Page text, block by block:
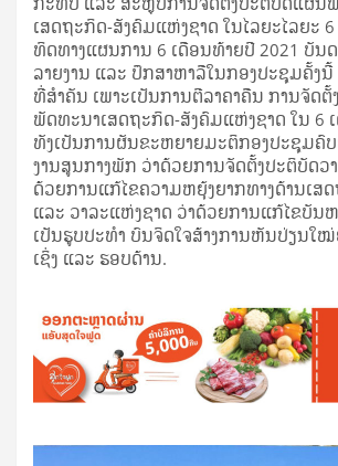
ເສດຖະກິດ-ສັງຄົມແຫ່ງຊາດ ໃນໄລຍະໄລຍະ
ທິດທາງແຜນການ 6 ເດືອນທ້າຍປີ 2021 ບັນ
ລາຍງານ ແລະ ປຶກສາຫາລືໃນກອງປະຊຸມຄັ້ງ
ທີ່ສໍາຄັນ ເພາະເປັນການຕີລາຄາຄືນ ການຈັດ
ພັດທະນາເສດຖະກິດ-ສັງຄົມແຫ່ງຊາດ ໃນ 6
ທັງເປັນການຜັນຂະຫຍາຍມະຕິກອງປະຊຸມຄົ
ງານສູນກາງພັກ ວ່າດ້ວຍການຈັດຕັ້ງປະຕິບັດວ
ດ້ວຍການແກ້ໄຂຄວາມຫຍຸ້ງຍາກທາງດ້ານເສ
ແລະ ວາລະແຫ່ງຊາດ ວ່າດ້ວຍການແກ້ໄຂບັນ
ເປັນຮູບປະທໍາ ບົນຈິດໃຈສ້າງການຫັນປ່ຽນໃໝ່
ເຊິ່ງ ແລະ ຮອບດ້ານ.